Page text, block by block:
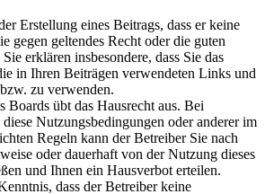
Erstellung eines Beitrags, dass er keine
gegen geltendes Recht oder die guten
erklären insbesondere, dass Sie das
in Ihren Beiträgen verwendeten Links und
zu verwenden.
Boards übt das Hausrecht aus. Bei
diese Nutzungsbedingungen oder anderer im
Regeln kann der Betreiber Sie nach
oder dauerhaft von der Nutzung dieses
und Ihnen ein Hausverbot erteilen.
dass der Betreiber keine